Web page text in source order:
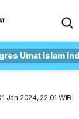
Umat Islam
Jan 2024, 22:01 WIB